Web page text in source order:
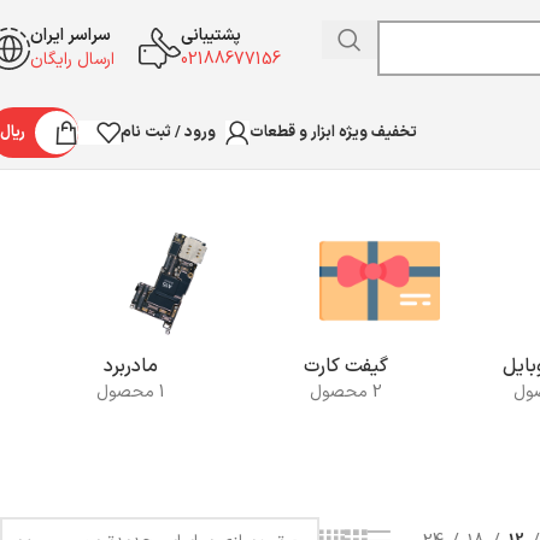
پشتیبانی
02188677156
سراسر ایران
ارسال رایگان
تخفیف ویژه ابزار و قطعات ورود / ثبت نام ریال
نمایش یک نتیجه
گیفت کارت
2 محصول
مادربرد
1 محصول